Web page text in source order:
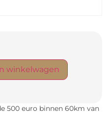
winkelwagen
500 euro binnen 60km van